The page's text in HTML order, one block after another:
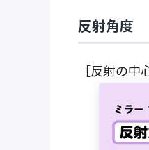
反射角度
［反射の